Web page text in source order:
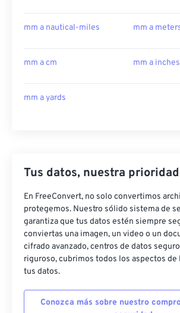
mm a nautical-miles mm a
mm a cm mm a inches
mm a yards
Tus datos, nuestra prioridad
En FreeConvert, no solo convertimos
protegemos. Nuestro sólido sistema de
garantiza que tus datos estén siempre
conviertas una imagen, un video o un
cifrado avanzado, centros de datos
riguroso, cubrimos todos los aspectos de
tus datos.
Conozca más sobre nuestro